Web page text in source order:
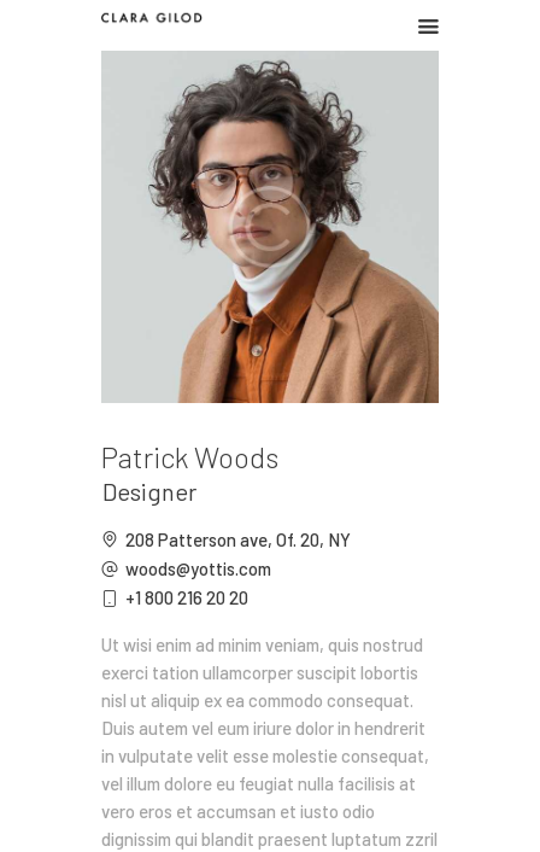
Graphic work
Patrick Woods
Designer
208 Patterson ave, Of. 20, NY
woods@yottis.com
+1 800 216 20 20
Ut wisi enim ad minim veniam, quis nostrud
exerci tation ullamcorper suscipit lobortis
nisl ut aliquip ex ea commodo consequat.
Duis autem vel eum iriure dolor in hendrerit
in vulputate velit esse molestie consequat,
vel illum dolore eu feugiat nulla facilisis at
vero eros et accumsan et iusto odio
dignissim qui blandit praesent luptatum zzril